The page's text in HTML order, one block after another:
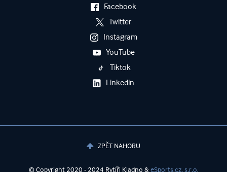
Facebook
Twitter
Instagram
YouTube
Tiktok
Linkedin
© Copyright 2020 - 2024 Rytíři Kladno & eSports.cz, s.r.o.
ZPĚT NAHORU